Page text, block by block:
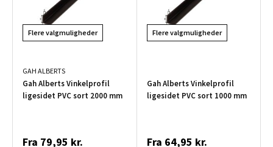
Flere valgmuligheder
GAH ALBERTS
Gah Alberts Vinkelprofil
ligesidet PVC sort 2000 mm
Fra 79,95 kr.
Flere valgmuligheder
Gah Alberts Vinkelprofil
ligesidet PVC sort 1000 mm
Fra 64,95 kr.